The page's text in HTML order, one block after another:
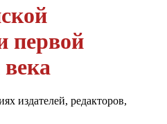
первой
издателей, редакторов,